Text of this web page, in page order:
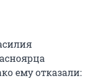
ему отказали: